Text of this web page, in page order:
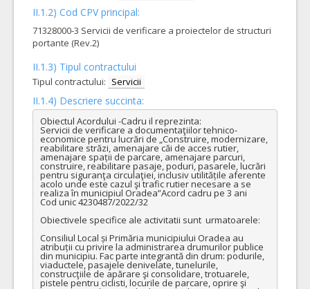
II.1.2) Cod CPV principal:
71328000-3 Servicii de verificare a proiectelor de structuri
portante (Rev.2)
II.1.3) Tipul contractului
Tipul contractului: Servicii
II.1.4) Descriere succinta:
Obiectul Acordului -Cadru il reprezinta:
Servicii de verificare a documentaţiilor tehnico-
economice pentru lucrări de „Construire, modernizare,
reabilitare străzi, amenajare căi de acces rutier,
amenajare spații de parcare, amenajare parcuri,
construire, reabilitare pasaje, poduri, pasarele, lucrări
pentru siguranţa circulaţiei, inclusiv utilitățile aferente
acolo unde este cazul şi trafic rutier necesare a se
realiza în municipiul Oradea”Acord cadru pe 3 ani
Cod unic 4230487/2022/32
Obiectivele specifice ale activitatii sunt  urmatoarele:
Consiliul Local și Primăria municipiului Oradea au
atribuții cu privire la administrarea drumurilor publice
din municipiu. Fac parte integrantă din drum: podurile,
viaductele, pasajele denivelate, tunelurile,
construcţiile de apărare şi consolidare, trotuarele,
pistele pentru ciclisti, locurile de parcare, oprire şi